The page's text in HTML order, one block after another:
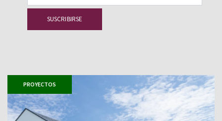
PROYECTOS